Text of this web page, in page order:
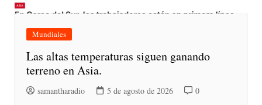
Mundiales
Las altas temperaturas siguen ganando
terreno en Asia.
samantharadio 5 de agosto de 2026 0